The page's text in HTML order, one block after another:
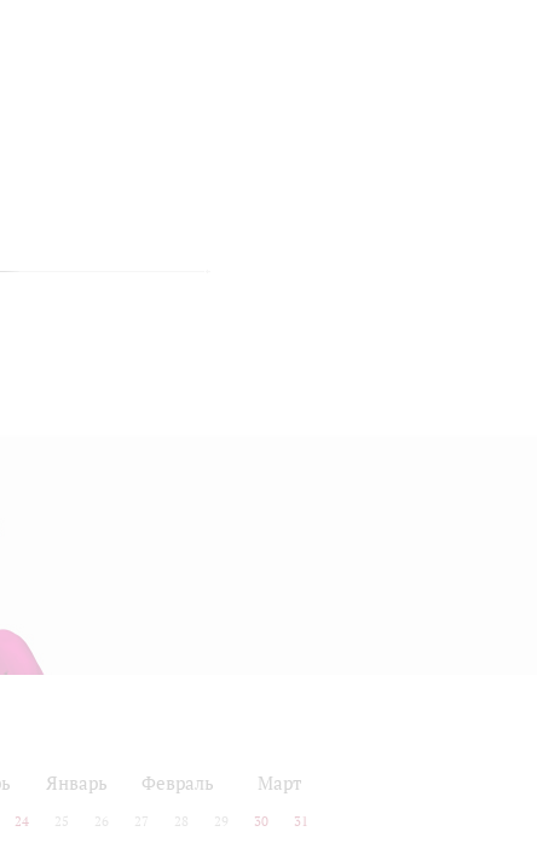
Январь Февраль Март
24 25 26 27 28 29 30 31